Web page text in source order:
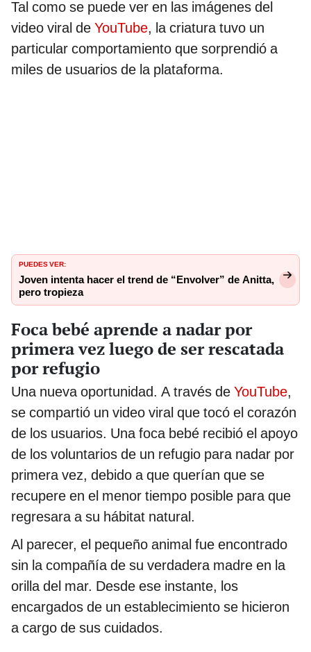
Tal como se puede ver en las imágenes del
video viral de YouTube, la criatura tuvo un
particular comportamiento que sorprendió a
miles de usuarios de la plataforma.
PUEDES VER:
Joven intenta hacer el trend de “Envolver” de Anitta,
pero tropieza
Foca bebé aprende a nadar por
primera vez luego de ser rescatada
por refugio
Una nueva oportunidad. A través de YouTube,
se compartió un video viral que tocó el corazón
de los usuarios. Una foca bebé recibió el apoyo
de los voluntarios de un refugio para nadar por
primera vez, debido a que querían que se
recupere en el menor tiempo posible para que
regresara a su hábitat natural.
Al parecer, el pequeño animal fue encontrado
sin la compañía de su verdadera madre en la
orilla del mar. Desde ese instante, los
encargados de un establecimiento se hicieron
a cargo de sus cuidados.